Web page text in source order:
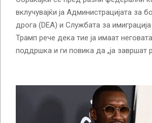
вклучувајќи ја Администрацијата за
дрога (DEA) и Службата за
Трамп рече дека тие ја имаат
поддршка и ги повика да „ја завршат